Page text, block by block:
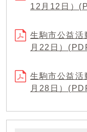
12月12日）
生駒市公益活
月22日）
生駒市公益活
月28日）